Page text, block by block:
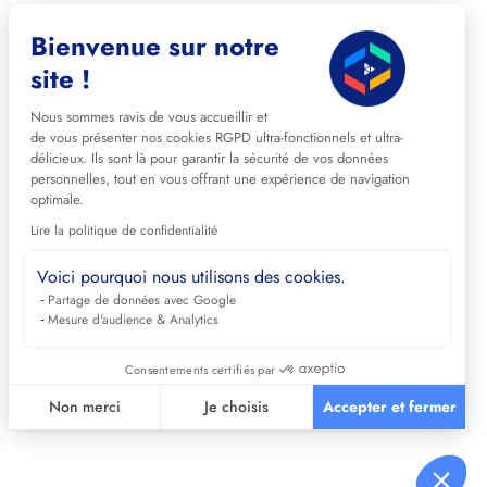
Bienvenue sur notre
site !
Nous sommes ravis de vous accueillir et
de vous présenter nos cookies RGPD ultra-fonctionnels et ultra-
délicieux. Ils sont là pour garantir la sécurité de vos données
personnelles, tout en vous offrant une expérience de navigation
optimale.
Lire la politique de confidentialité
Voici pourquoi nous utilisons des cookies.
Partage de données avec Google
Mesure d'audience & Analytics
Consentements certifiés par
Non merci Je choisis Accepter et fermer
Notre plateforme vous permet d'adapter et de gérer vos